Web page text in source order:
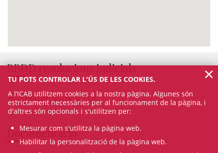
BBDD resolucions judicials
Resolucions ICAB
Documentació
TU POTS CONTROLAR L'ÚS DE LES COOKIES.
A l’ICAB utilitzem cookies a la nostra pàgina. Algunes són
estrictament necessàries per al funcionament de la pàgina, i
d'altres són opcionals i s'utilitzen per:
Mesurar com s'utilitza la pàgina web.
Habilitar la personalització de la pàgina web.
×